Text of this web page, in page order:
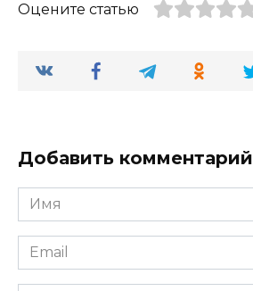
Оцените статью
Добавить комментарий
Имя
*
Email
*